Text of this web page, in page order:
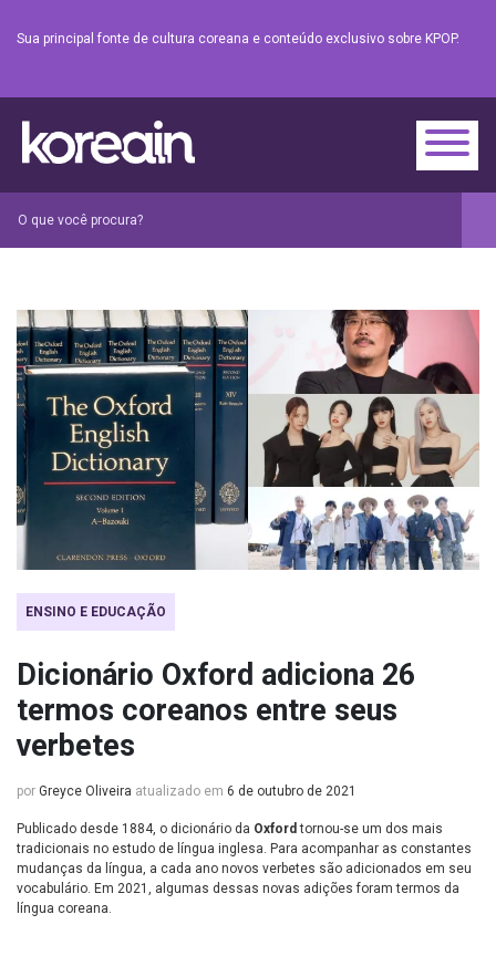
Sua principal fonte de cultura coreana e conteúdo exclusivo sobre KPOP.
ENSINO E EDUCAÇÃO
Dicionário Oxford adiciona 26
termos coreanos entre seus
verbetes
por Greyce Oliveira atualizado em 6 de outubro de 2021
Publicado desde 1884, o dicionário da Oxford tornou-se um dos mais
tradicionais no estudo de língua inglesa. Para acompanhar as constantes
mudanças da língua, a cada ano novos verbetes são adicionados em seu
vocabulário. Em 2021, algumas dessas novas adições foram termos da
língua coreana.